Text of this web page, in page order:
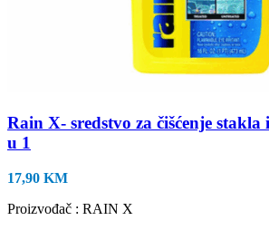
Rain X- sredstvo za čišćenje
u 1
17,90 KM
Proizvođač : RAIN X